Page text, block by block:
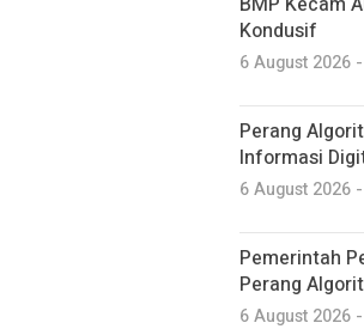
Kondusif
6 August 2026
Perang
Informasi
6 August 2026
Pemerintah
Perang
6 August 2026